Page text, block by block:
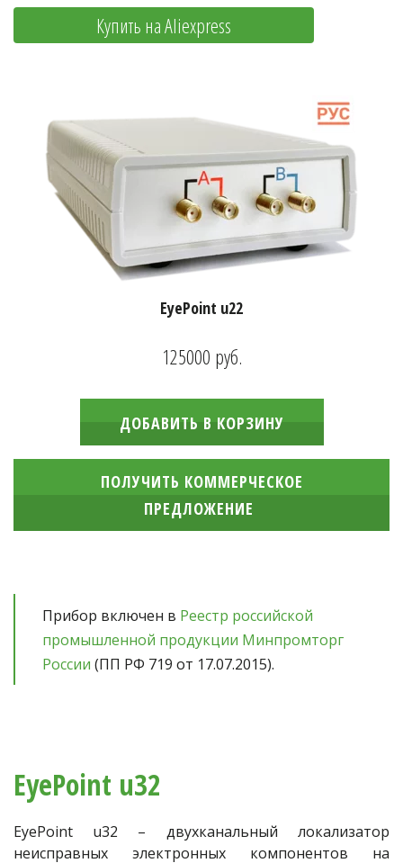
                Купить на Aliexpress
EyePoint u22
125000 руб.
ДОБАВИТЬ В КОРЗИНУ
ПОЛУЧИТЬ КОММЕРЧЕСКОЕ
ПРЕДЛОЖЕНИЕ
Прибор включен в Реестр российской
промышленной продукции Минпромторг
России (ПП РФ 719 от 17.07.2015).
EyePoint u32
EyePoint u32 – двухканальный локализатор
неисправных электронных компонентов на